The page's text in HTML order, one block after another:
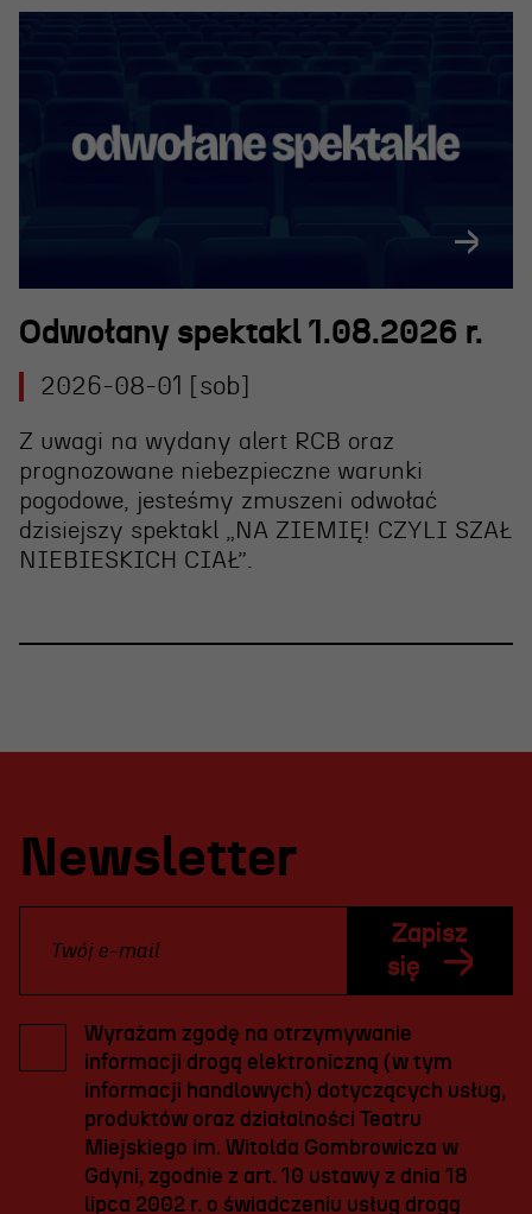
Odwołany spektakl 1.08.2026 r.
2026-08-01 [sob]
Z uwagi na wydany alert RCB oraz
prognozowane niebezpieczne warunki
pogodowe, jesteśmy zmuszeni odwołać
dzisiejszy spektakl „NA ZIEMIĘ! CZYLI SZAŁ
NIEBIESKICH CIAŁ”.
Newsletter
Zapisz
się
Wyrażam zgodę na otrzymywanie
informacji drogą elektroniczną (w tym
informacji handlowych) dotyczących usług,
produktów oraz działalności Teatru
Miejskiego im. Witolda Gombrowicza w
Gdyni, zgodnie z art. 10 ustawy z dnia 18
lipca 2002 r. o świadczeniu usług drogą